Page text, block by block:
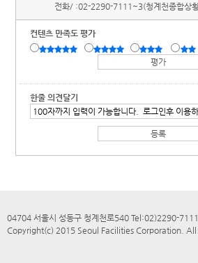
전화/ :02-2290-7111~3(청계천종합상
컨텐츠 만족도 평가
한줄 의견달기
04704 서울시 성동구 청계천로540 Tel:02)2290-7111
Copyright(c) 2015 Seoul Facilities Corporation. All